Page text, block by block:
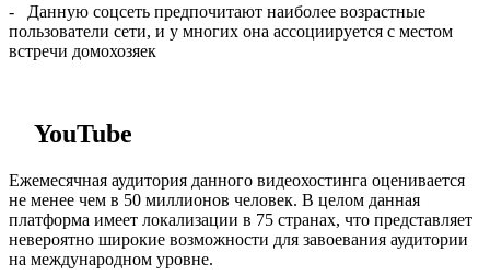
- Данную соцсеть предпочитают наиболее возрастные
пользователи сети, и у многих она ассоциируется с местом
встречи домохозяек
YouTube
Ежемесячная аудитория данного видеохостинга оценивается
не менее чем в 50 миллионов человек. В целом данная
платформа имеет локализации в 75 странах, что представляет
невероятно широкие возможности для завоевания аудитории
на международном уровне.